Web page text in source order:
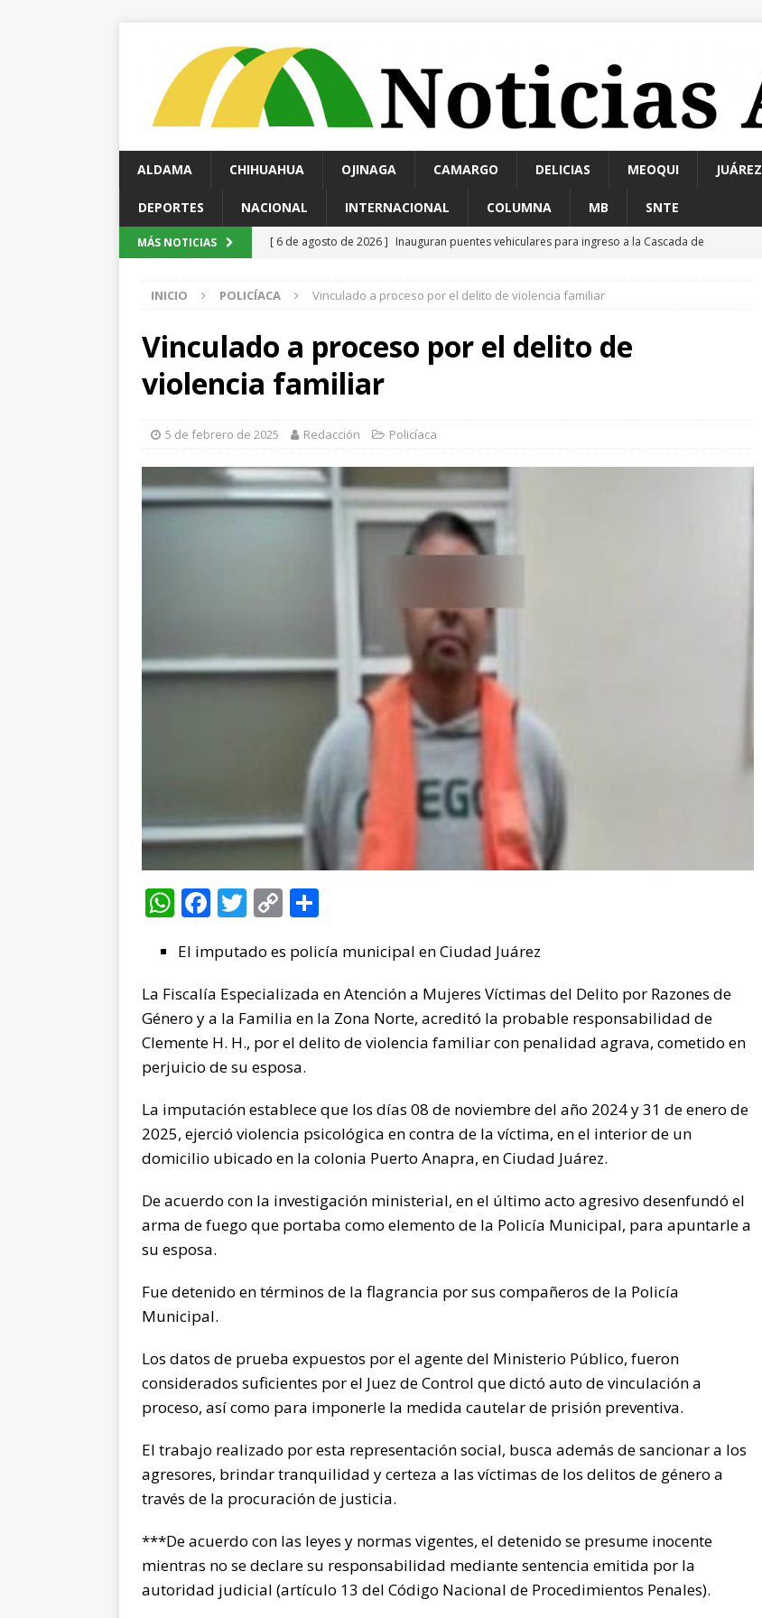
ALDAMA CHIHUAHUA OJINAGA CAMARGO DELICIAS MEOQUI JUÁREZ
DEPORTES NACIONAL INTERNACIONAL COLUMNA MB SNTE
MÁS NOTICIAS [ 6 de agosto de 2026 ] Inauguran puentes vehiculares para ingreso a la Cascada de
[ 6 de agosto de 2026 ] Hallan a hombre sin vida en estacionamiento de paquetería;
[ 6 de agosto de 2026 ]
Hallazgo de cadáver en descomposición desata fuerte operativo al
norte de la ciudad
[ 6 de agosto de 2026 ] *La advertencia de Maru *Más poder al poder *Barredoras… y
CHIHUAHUA MARCO BONILLA
Dan taller de autocuidado a adultos mayores de El Papalote
Incendio consume vivienda de madera en la colonia Proletaria
Ampliación; investigan posible acto intencional
INICIO POLICÍACA Vinculado a proceso por el delito de violencia familiar
Vinculado a proceso por el delito de
violencia familiar
5 de febrero de 2025 Redacción Policíaca
W
at
s
A
p
p
F
c
e
b
o
o
k
T
it
te
r
C
p
y
Li
n
k
m
p
ar
ti
El imputado es policía municipal en Ciudad Juárez
La Fiscalía Especializada en Atención a Mujeres Víctimas del Delito por Razones de
Género y a la Familia en la Zona Norte, acreditó la probable responsabilidad de
Clemente H. H., por el delito de violencia familiar con penalidad agrava, cometido en
perjuicio de su esposa.
La imputación establece que los días 08 de noviembre del año 2024 y 31 de enero de
2025, ejerció violencia psicológica en contra de la víctima, en el interior de un
domicilio ubicado en la colonia Puerto Anapra, en Ciudad Juárez.
De acuerdo con la investigación ministerial, en el último acto agresivo desenfundó el
arma de fuego que portaba como elemento de la Policía Municipal, para apuntarle a
su esposa.
Fue detenido en términos de la flagrancia por sus compañeros de la Policía
Municipal.
Los datos de prueba expuestos por el agente del Ministerio Público, fueron
considerados suficientes por el Juez de Control que dictó auto de vinculación a
proceso, así como para imponerle la medida cautelar de prisión preventiva.
El trabajo realizado por esta representación social, busca además de sancionar a los
agresores, brindar tranquilidad y certeza a las víctimas de los delitos de género a
través de la procuración de justicia.
***De acuerdo con las leyes y normas vigentes, el detenido se presume inocente
mientras no se declare su responsabilidad mediante sentencia emitida por la
autoridad judicial (artículo 13 del Código Nacional de Procedimientos Penales).